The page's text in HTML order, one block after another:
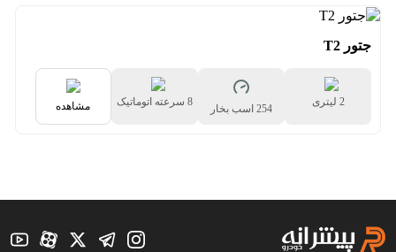
جتور T2
2 لیتری
254 اسب بخار
8 سرعته اتوماتیک مشاهده